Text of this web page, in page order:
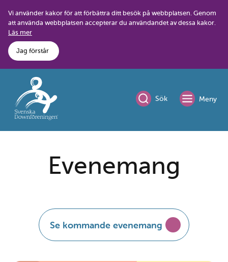
content
Vi använder kakor för att förbättra ditt besök på webbplatsen. Genom
att använda webbplatsen accepterar du användandet av dessa kakor.
Läs mer
Jag förstår
Sök Meny
Evenemang
Se kommande evenemang